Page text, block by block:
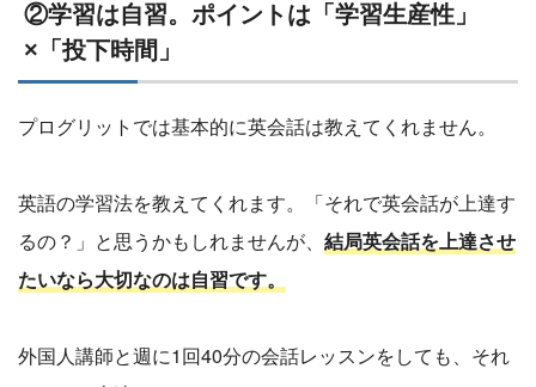
②学習は自習。ポイントは「学習生産性」
×「投下時間」
プログリットでは基本的に英会話は教えてくれません。
英語の学習法を教えてくれます。「それで英会話が上達す
るの？」と思うかもしれませんが、 結局英会話を上達させ
たいなら大切なのは自習です。
外国人講師と週に1回40分の会話レッスンをしても、それ